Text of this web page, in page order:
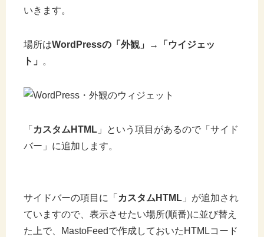
いきます。
場所はWordPressの「外観」→「ウイジェッ
ト」 。
「 カスタムHTML 」という項目があるので「サイド
バー」に追加します。
サイドバーの項目に「 カスタムHTML 」が追加され
ていますので、表示させたい場所(順番)に並び替え
た上で、MastoFeedで作成しておいたHTMLコード